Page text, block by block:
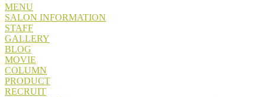
MENU
SALON INFORMATION
STAFF
GALLERY
BLOG
MOVIE
COLUMN
PRODUCT
RECRUIT